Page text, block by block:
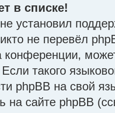
в списке!
установил
не перевёл
конференции,
такого
phpBB на свой
на сайте phpBB